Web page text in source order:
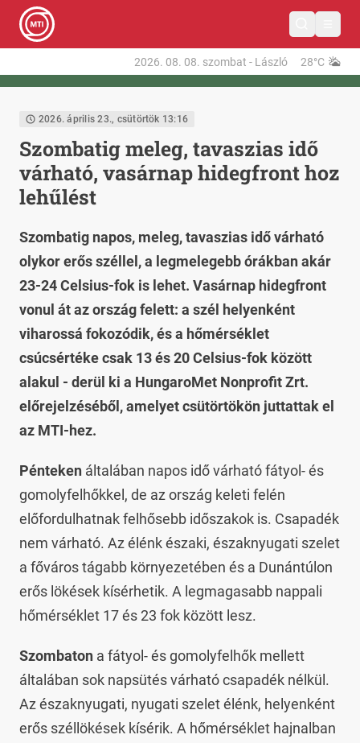
2026. 08. 08. szombat - László 28°C
2026. április 23., csütörtök 13:16
Szombatig meleg, tavaszias idő
várható, vasárnap hidegfront hoz
lehűlést
Szombatig napos, meleg, tavaszias idő várható
olykor erős széllel, a legmelegebb órákban akár
23-24 Celsius-fok is lehet. Vasárnap hidegfront
vonul át az ország felett: a szél helyenként
viharossá fokozódik, és a hőmérséklet
csúcsértéke csak 13 és 20 Celsius-fok között
alakul - derül ki a HungaroMet Nonprofit Zrt.
előrejelzéséből, amelyet csütörtökön juttattak el
az MTI-hez.
Pénteken általában napos idő várható fátyol- és
gomolyfelhőkkel, de az ország keleti felén
előfordulhatnak felhősebb időszakok is. Csapadék
nem várható. Az élénk északi, északnyugati szelet
a főváros tágabb környezetében és a Dunántúlon
erős lökések kísérhetik. A legmagasabb nappali
hőmérséklet 17 és 23 fok között lesz.
Szombaton a fátyol- és gomolyfelhők mellett
általában sok napsütés várható csapadék nélkül.
Az északnyugati, nyugati szelet élénk, helyenként
erős széllökések kísérik. A hőmérséklet hajnalban